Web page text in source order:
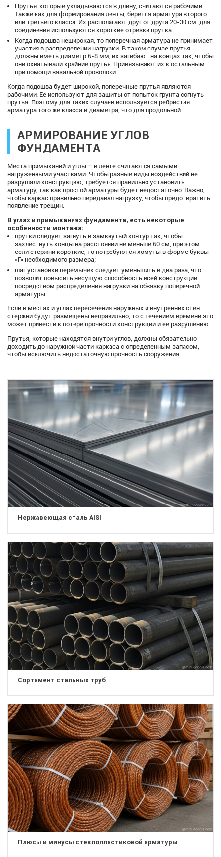
Прутья, которые укладываются в длину, считаются рабочими.
Также как для формирования ленты, берется арматура второго
или третьего класса. Их располагают друг от друга 20-30 см. для
соединения используются короткие отрезки прутка.
Когда подошва неширокая, то поперечная арматура не принимает
участия в распределении нагрузки. В таком случае прутья
должны иметь диаметр 6-8 мм, их загибают на концах так, чтобы
они охватывали крайние прутья. Привязывают их к остальным
при помощи вязальной проволоки.
Когда подошва будет широкой, поперечные прутья являются
рабочими. Ее используют для защиты от попыток грунта согнуть
прутья. Поэтому для таких случаев используется ребристая
арматура того же класса и диаметра, что для продольной.
АРМИРОВАНИЕ УГЛОВ
ФУНДАМЕНТА
Места примыканий и углы – в ленте считаются самыми
нагруженными участками. Чтобы разные виды воздействий не
разрушали конструкцию, требуется правильно установить
арматуру, так как простой арматуры будет недостаточно. Важно,
чтобы каркас правильно передавал нагрузку, чтобы предотвратить
появление трещин.
В углах и примыканиях фундамента, есть некоторые
особенности монтажа:
прутки следует загнуть в замкнутый контур так, чтобы
захлестнуть концы на расстоянии не меньше 60 см, при этом
если стержни короткие, то потребуются хомуты в форме буквы
«Г» необходимого размера;
шаг установки перемычек следует уменьшить в два раза, что
позволит повысить несущую способность всей конструкции
посредством распределения нагрузки на обвязку поперечной
арматуры.
Если в местах и углах пересечения наружных и внутренних стен
стержни будут размещены неправильно, то с течением времени это
может привести к потере прочности конструкции и ее разрушению.
Прутья, которые находятся внутри углов, должны обязательно
доходить до наружной части каркаса с определенным запасом,
чтобы исключить недостаточную прочность сооружения.
Нержавеющая сталь AISI
Сортамент стальных труб
Плюсы и минусы стеклопластиковой арматуры